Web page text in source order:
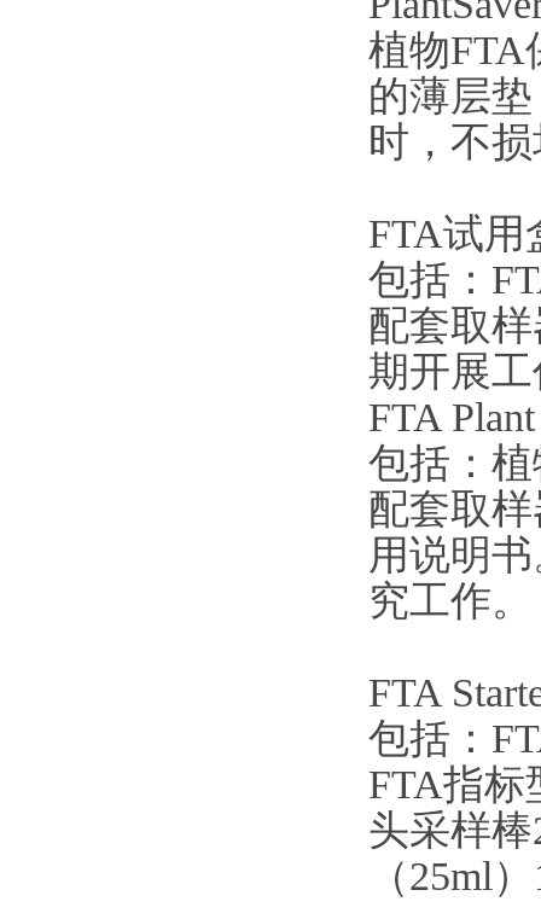
植物FTA
的薄层
时，不
FTA试用
包括：
配套取
期开展
FTA
包括：
配套取
用说明
究工作。
FTA
包括：
FTA指标
头采样
（25ml